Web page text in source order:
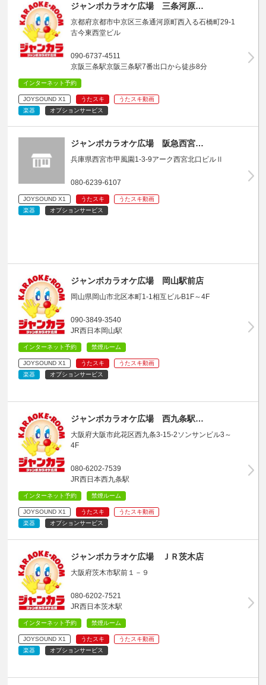
ジャンボカラオケ広場 三条河原…
京都府京都市中京区三条通河原町西入る石橋町29-1
古今東西堂ビル
090-6737-4511
京阪三条駅京阪三条駅7番出口から徒歩8分
インターネット予約
JOYSOUND X1 うたスキ
うたスキ動画
楽器
オプションサービス
ジャンボカラオケ広場 阪急西宮…
兵庫県西宮市甲風園1-3-9アーク西宮北口ビルⅡ
080-6239-6107
JOYSOUND X1 うたスキ
うたスキ動画
楽器
オプションサービス
ジャンボカラオケ広場 岡山駅前店
岡山県岡山市北区本町1-1相互ビルB1F～4F
090-3849-3540
JR西日本岡山駅
インターネット予約 禁煙ルーム
JOYSOUND X1 うたスキ
うたスキ動画
楽器
オプションサービス
ジャンボカラオケ広場 西九条駅…
大阪府大阪市此花区西九条3-15-2ソンサンビル3～
4F
080-6202-7539
JR西日本西九条駅
インターネット予約 禁煙ルーム
JOYSOUND X1 うたスキ
うたスキ動画
楽器
オプションサービス
ジャンボカラオケ広場 ＪＲ茨木店
大阪府茨木市駅前１－９
080-6202-7521
JR西日本茨木駅
インターネット予約 禁煙ルーム
JOYSOUND X1 うたスキ
うたスキ動画
楽器
オプションサービス